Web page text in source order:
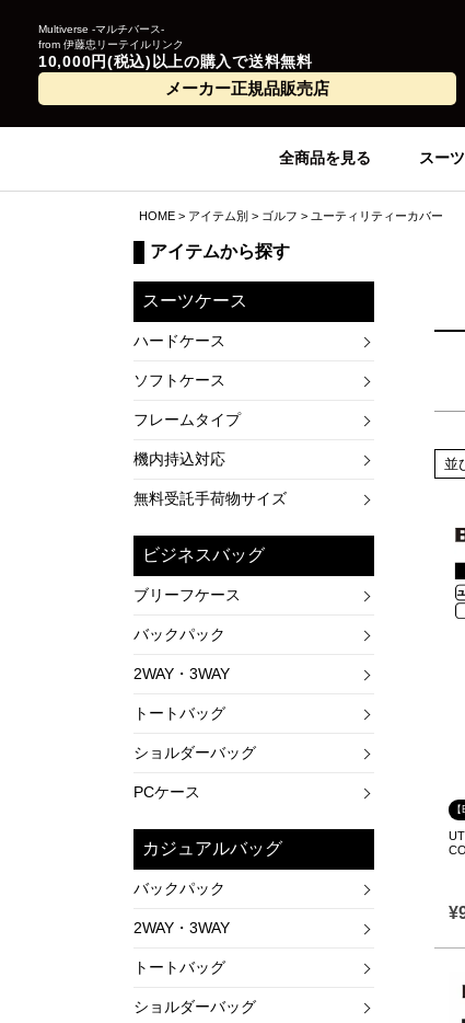
Multiverse -マルチバース-
from 伊藤忠リーテイルリンク
10,000円(税込)以上の購入で送料無料
メーカー正規品販売店
全商品を見る スー
HOME アイテム別 ゴルフ ユーティリティーカバー
アイテムから探す
スーツケース
ハードケース
ソフトケース
フレームタイプ
機内持込対応
無料受託手荷物サイズ
ビジネスバッグ
ブリーフケース
バックパック
2WAY・3WAY
トートバッグ
ショルダーバッグ
PCケース
カジュアルバッグ
バックパック
2WAY・3WAY
トートバッグ
ショルダーバッグ
並
¥